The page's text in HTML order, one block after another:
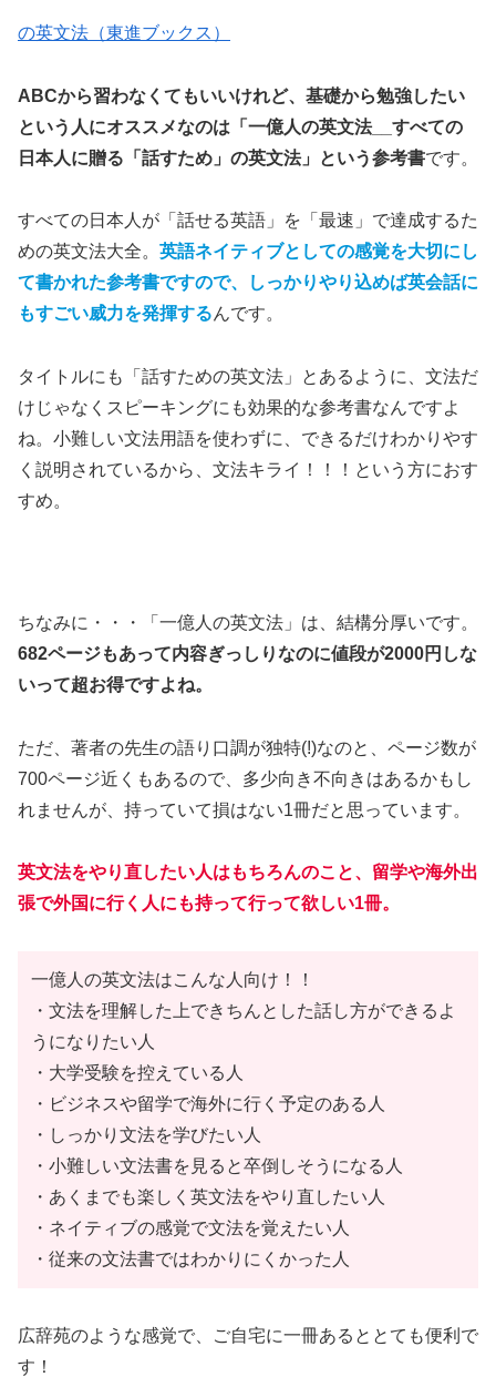
の英文法（東進ブックス）
ABCから習わなくてもいいけれど、基礎から勉強したい
という人にオススメなのは 「一億人の英文法__すべての
日本人に贈る「話すため」の英文法」
という参考書です。
すべての日本人が「話せる英語」を「最速」で達成するた
めの英文法大全。 英語ネイティブとしての感覚を大切にし
て書かれた参考書ですので、しっかりやり込めば英会話に
もすごい威力を発揮するんです。
タイトルにも「話すための英文法」とあるように、文法だ
けじゃなくスピーキングにも効果的な参考書なんですよ
ね。小難しい文法用語を使わずに、できるだけわかりやす
く説明されているから、文法キライ！！！という方におす
すめ。
ちなみに・・・「一億人の英文法」は、結構分厚いです。
682ページもあって内容ぎっしりなのに値段が2000円しな
いって超お得ですよね。
ただ、著者の先生の語り口調が独特(!)なのと、ページ数が
700ページ近くもあるので、多少向き不向きはあるかもし
れませんが、持っていて損はない1冊だと思っています。
英文法をやり直したい人はもちろんのこと、留学や海外出
張で外国に行く人にも持って行って欲しい1冊。
一億人の英文法はこんな人向け！！
・文法を理解した上できちんとした話し方ができるよ
うになりたい人
・大学受験を控えている人
・ビジネスや留学で海外に行く予定のある人
・しっかり文法を学びたい人
・小難しい文法書を見ると卒倒しそうになる人
・あくまでも楽しく英文法をやり直したい人
・ネイティブの感覚で文法を覚えたい人
・従来の文法書ではわかりにくかった人
広辞苑のような感覚で、ご自宅に一冊あるととても便利 で
す！